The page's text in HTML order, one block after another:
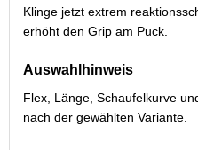
Klinge jetzt extrem
erhöht den Grip am Puck.
Auswahlhinweis
Flex, Länge, Schaufelkurve
nach der gewählten Variante.